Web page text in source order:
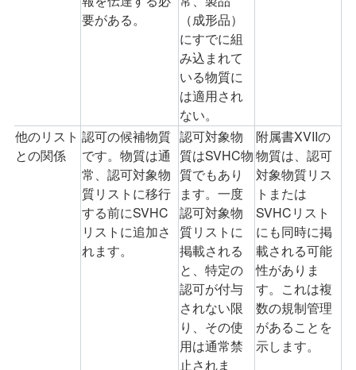
要がある。
（成形品）
にすでに組
み込まれて
いる物質に
は適用され
ない。
他のリスト
との関係
認可の候補物質
です。物質は通
常、認可対象物
質リストに移行
する前にSVHC
リストに追加さ
れます。
認可対象物
質はSVHC物
質でもあり
ます。一度
認可対象物
質リストに
掲載される
と、特定の
認可が付与
されない限
り、その使
用は通常禁
止されま
附属書XVIIの
物質は、認可
対象物質リス
トまたは
SVHCリスト
にも同時に掲
載される可能
性がありま
す。これは複
数の規制管理
があることを
示します。